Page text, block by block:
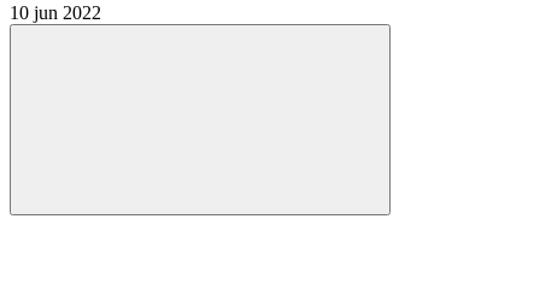
10 jun 2022
Compartilhar